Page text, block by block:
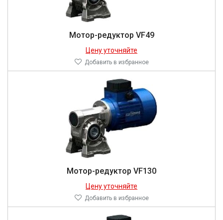
Мотор-редуктор VF49
Цену уточняйте
Добавить в избранное
Мотор-редуктор VF130
Цену уточняйте
Добавить в избранное